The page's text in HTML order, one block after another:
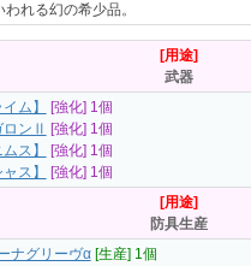
れる幻の希少品。
[用途]
武器
ム】
[強化] 1個
ロンⅡ
[強化] 1個
ス】
[強化] 1個
ス】
[強化] 1個
[用途]
防具生産
ナグリーヴα [生産] 1個